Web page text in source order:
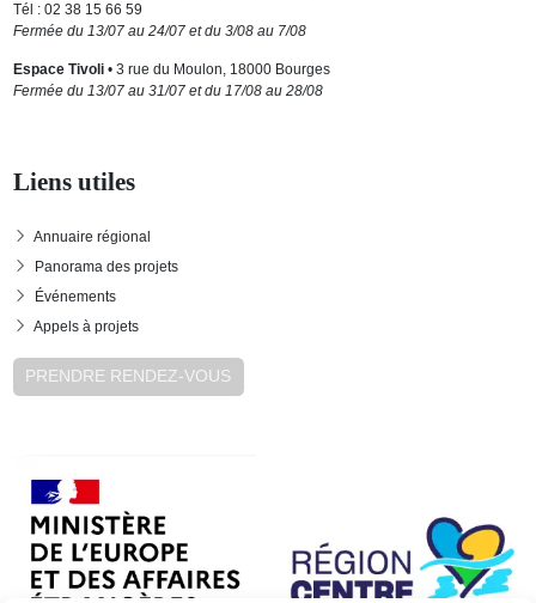
Tél : 02 38 15 66 59
Fermée du 13/07 au 24/07 et du 3/08 au 7/08
Espace Tivoli• 3 rue du Moulon, 18000 Bourges
Fermée du 13/07 au 31/07 et du 17/08 au 28/08
Liens utiles
Annuaire régional
Panorama des projets
Événements
Appels à projets
PRENDRE RENDEZ-VOUS